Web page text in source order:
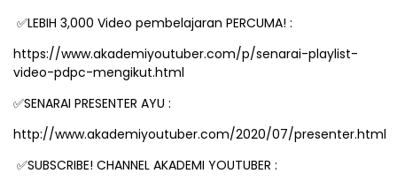
✅LEBIH 3,000 Video pembelajaran PERCUMA! :
https://www.akademiyoutuber.com/p/senarai-playlist-
video-pdpc-mengikut.html
✅SENARAI PRESENTER AYU :
http://www.akademiyoutuber.com/2020/07/presenter.html
✅SUBSCRIBE! CHANNEL AKADEMI YOUTUBER :